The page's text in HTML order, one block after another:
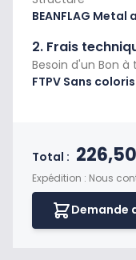
BEANFLAG Metal
2. Frais
Besoin d'un Bon à
FTPV Sans coloris
Total : Prix
Expédition : Nous
Demande